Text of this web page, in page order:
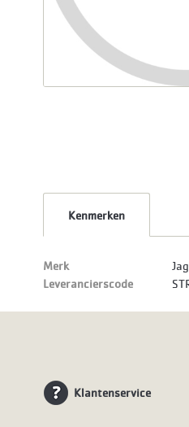
Kenmerken
Merk
Leverancierscode
Klantenservice